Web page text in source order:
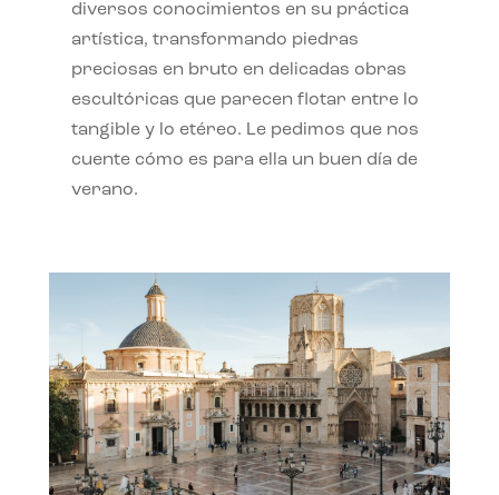
diversos conocimientos en su práctica
artística, transformando piedras
preciosas en bruto en delicadas obras
escultóricas que parecen flotar entre lo
tangible y lo etéreo. Le pedimos que nos
cuente cómo es para ella un buen día de
verano.